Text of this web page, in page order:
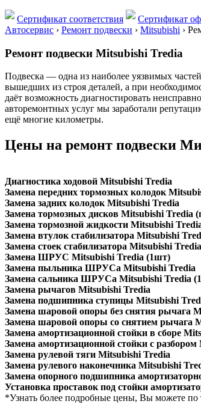
Сертификат соответствия Сертификат
Автосервис › Ремонт подвески › Mitsubishi ›
Ремонт подвески Mitsubishi Tredia
Подвеска — одна из наиболее уязвимых
вышедших из строя деталей, а при
даёт возможность диагностировать
авторемонтных услуг мы заработали
ещё многие километры.
Цены на ремонт подвески
Диагностика ходовой Mitsubishi Tredia
Замена передних тормозных колодок
Замена задних колодок Mitsubishi Tredia
Замена тормозных дисков Mitsubishi Tredia
Замена тормозной жидкости Mitsubishi
Замена втулок стабилизатора Mitsubishi
Замена стоек стабилизатора Mitsubishi
Замена ШРУС Mitsubishi Tredia (1шт)
Замена пыльника ШРУСа Mitsubishi Tredia
Замена сальника ШРУСа Mitsubishi Tredia
Замена рычагов Mitsubishi Tredia
Замена подшипника ступицы Mitsubishi
Замена шаровой опоры без снятия рычага
Замена шаровой опоры со снятием рычага
Замена амортизационной стойки в сборе
Замена амортизационной стойки с
Замена рулевой тяги Mitsubishi Tredia
Замена рулевого наконечника Mitsubishi
Замена опорного подшипника
Установка проставок под стойки
*Узнать более подробные цены, Вы можете по